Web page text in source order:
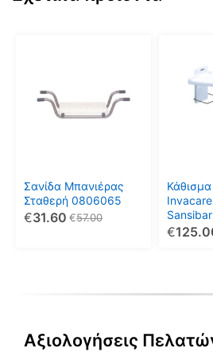
Σανίδα Μπανιέρας
Σταθερή 0806065
57.00
€
31.60
€
Sansibar
€
Αξιολογήσεις